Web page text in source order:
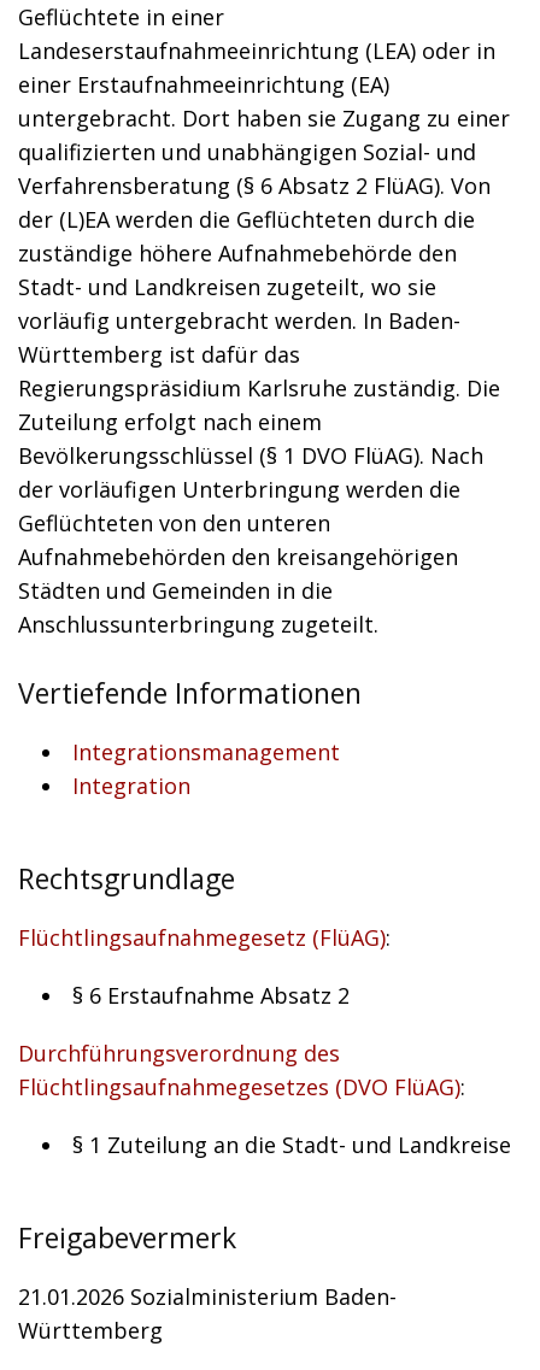
Geflüchtete in einer
Landeserstaufnahmeeinrichtung (LEA) oder in
einer Erstaufnahmeeinrichtung (EA)
untergebracht. Dort haben sie Zugang zu einer
qualifizierten und unabhängigen Sozial- und
Verfahrensberatung (§ 6 Absatz 2 FlüAG). Von
der (L)EA werden die Geflüchteten durch die
zuständige höhere Aufnahmebehörde den
Stadt- und Landkreisen zugeteilt, wo sie
vorläufig untergebracht werden. In Baden-
Württemberg ist dafür das
Regierungspräsidium Karlsruhe zuständig. Die
Zuteilung erfolgt nach einem
Bevölkerungsschlüssel (§ 1 DVO FlüAG). Nach
der vorläufigen Unterbringung werden die
Geflüchteten von den unteren
Aufnahmebehörden den kreisangehörigen
Städten und Gemeinden in die
Anschlussunterbringung zugeteilt.
Vertiefende Informationen
Integrationsmanagement
Integration
Rechtsgrundlage
Flüchtlingsaufnahmegesetz (FlüAG):
§ 6 Erstaufnahme Absatz 2
Durchführungsverordnung des
Flüchtlingsaufnahmegesetzes (DVO FlüAG):
§ 1 Zuteilung an die Stadt- und Landkreise
Freigabevermerk
21.01.2026 Sozialministerium Baden-
Württemberg